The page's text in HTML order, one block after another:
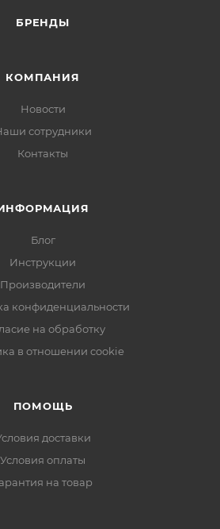
БРЕНДЫ
КОМПАНИЯ
Новости
сотрудники
Контакты
Блог
Инструкции
Производители
конфиденциальности
на обработку
в отношении cookie
ПОМОЩЬ
доставки
Условия оплаты
на товар